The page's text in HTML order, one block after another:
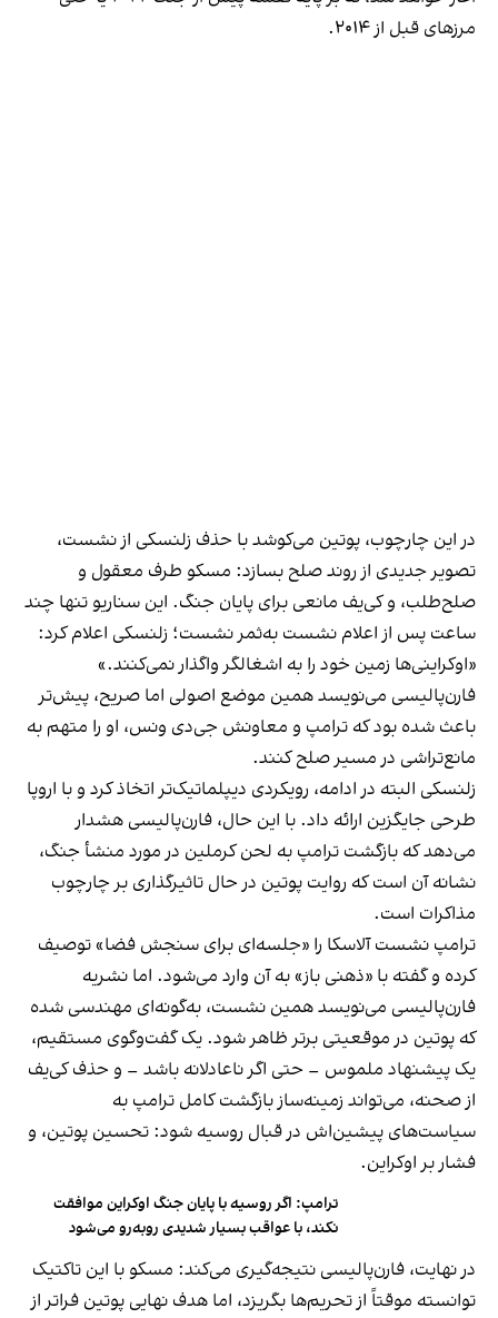
مرزهای قبل از ۲۰۱۴.
در این چارچوب، پوتین می‌کوشد با حذف زلنسکی از نشست،
تصویر جدیدی از روند صلح بسازد: مسکو طرف معقول و
صلح‌طلب، و کی‌یف مانعی برای پایان جنگ. این سناریو تنها چند
ساعت پس از اعلام نشست به‌ثمر نشست؛ زلنسکی اعلام کرد:
«اوکراینی‌ها زمین خود را به اشغالگر واگذار نمی‌کنند.»
فارن‌پالیسی می‌نویسد همین موضع اصولی اما صریح، پیش‌تر
باعث شده بود که ترامپ و معاونش جی‌دی ونس، او را متهم به
مانع‌تراشی در مسیر صلح کنند.
زلنسکی البته در ادامه، رویکردی دیپلماتیک‌تر اتخاذ کرد و با اروپا
طرحی جایگزین ارائه داد. با این حال، فارن‌پالیسی هشدار
می‌دهد که بازگشت ترامپ به لحن کرملین در مورد منشأ جنگ،
نشانه آن است که روایت پوتین در حال تاثیرگذاری بر چارچوب
مذاکرات است.
ترامپ نشست آلاسکا را «جلسه‌ای برای سنجش فضا» توصیف
کرده و گفته با «ذهنی باز» به آن وارد می‌شود. اما نشریه
فارن‌پالیسی می‌نویسد همین نشست، به‌گونه‌ای مهندسی شده
که پوتین در موقعیتی برتر ظاهر شود. یک گفت‌وگوی مستقیم،
یک پیشنهاد ملموس – حتی اگر ناعادلانه باشد – و حذف کی‌یف
از صحنه، می‌تواند زمینه‌ساز بازگشت کامل ترامپ به
سیاست‌های پیشین‌اش در قبال روسیه شود: تحسین پوتین، و
فشار بر اوکراین.
ترامپ: اگر روسیه با پایان جنگ اوکراین موافقت
نکند، با عواقب بسیار شدیدی روبه‌رو می‌شود
در نهایت، فارن‌پالیسی نتیجه‌گیری می‌کند: مسکو با این تاکتیک
توانسته موقتاً از تحریم‌ها بگریزد، اما هدف نهایی پوتین فراتر از